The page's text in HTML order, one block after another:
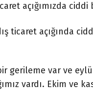
açığımızda
ticaret açığında
gerileme var ve
vardı. Ekim ve